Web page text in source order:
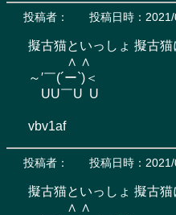
投稿者： 投稿日時：
擬古猫といっしょ 擬古
∧ ∧
～′￣(´ー`)＜
UU￣U  U
vbv1af
投稿者： 投稿日時：
擬古猫といっしょ 擬古
∧ ∧